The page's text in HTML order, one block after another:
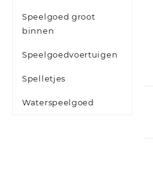
Speelgoed groot
binnen
Speelgoedvoertuigen
Spelletjes
Waterspeelgoed